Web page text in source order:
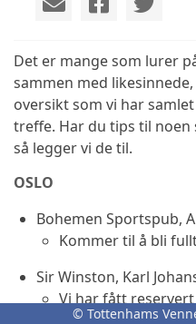
Det er mange som lurer
sammen med
oversikt som vi har
treffe. Har du tips til noen
så legger vi de til.
OSLO
Bohemen Sportspub,
Kommer til å bli
Sir Winston, Karl
Vi har fått
© Tottenhams